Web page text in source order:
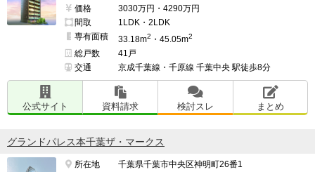
価格
3030万円・4290万円
間取
1LDK・2LDK
専有面積
33.18m2 ・45.05m2
総戸数
41戸
交通
京成千葉線・千原線 千葉中央 駅徒歩8分
公式サイト 資料請求 検討スレ まとめ
グランドパレス本千葉ザ・マークス
所在地
千葉県千葉市中央区神明町26番1